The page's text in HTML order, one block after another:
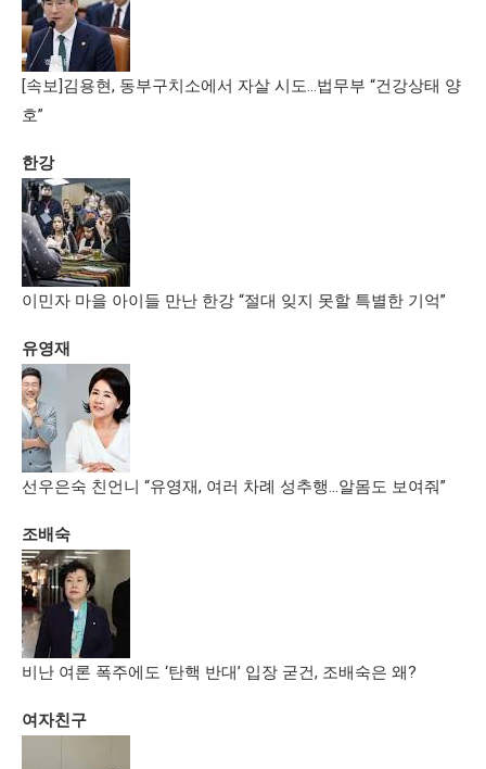
[속보]김용현, 동부구치소에서 자살 시도…법무부 “건강상태 양
호”
한강
이민자 마을 아이들 만난 한강 “절대 잊지 못할 특별한 기억”
유영재
선우은숙 친언니 “유영재, 여러 차례 성추행…알몸도 보여줘”
조배숙
비난 여론 폭주에도 ‘탄핵 반대’ 입장 굳건, 조배숙은 왜?
여자친구